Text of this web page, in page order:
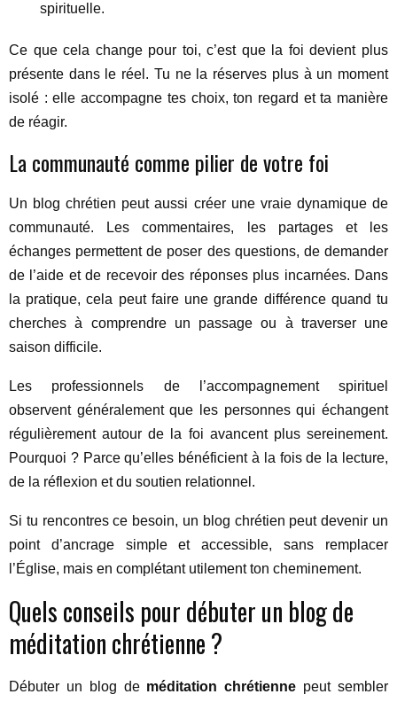
spirituelle.
Ce que cela change pour toi, c’est que la foi devient plus
présente dans le réel. Tu ne la réserves plus à un moment
isolé : elle accompagne tes choix, ton regard et ta manière
de réagir.
La communauté comme pilier de votre foi
Un blog chrétien peut aussi créer une vraie dynamique de
communauté. Les commentaires, les partages et les
échanges permettent de poser des questions, de demander
de l’aide et de recevoir des réponses plus incarnées. Dans
la pratique, cela peut faire une grande différence quand tu
cherches à comprendre un passage ou à traverser une
saison difficile.
Les professionnels de l’accompagnement spirituel
observent généralement que les personnes qui échangent
régulièrement autour de la foi avancent plus sereinement.
Pourquoi ? Parce qu’elles bénéficient à la fois de la lecture,
de la réflexion et du soutien relationnel.
Si tu rencontres ce besoin, un blog chrétien peut devenir un
point d’ancrage simple et accessible, sans remplacer
l’Église, mais en complétant utilement ton cheminement.
Quels conseils pour débuter un blog de
méditation chrétienne ?
Débuter un blog de méditation chrétienne peut sembler